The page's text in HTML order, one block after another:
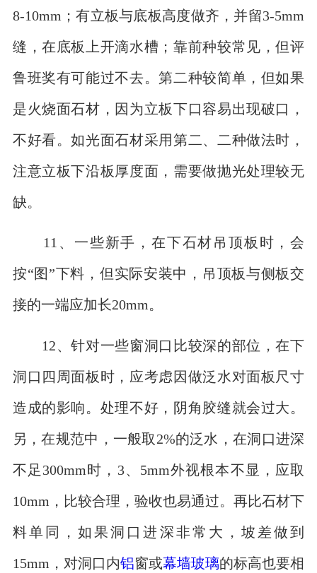
8-10mm；有立板与底板高度做齐，并留3-5mm
缝，在底板上开滴水槽；靠前种较常见，但评
鲁班奖有可能过不去。第二种较简单，但如果
是火烧面石材，因为立板下口容易出现破口，
不好看。如光面石材采用第二、二种做法时，
注意立板下沿板厚度面，需要做抛光处理较无
缺。
11、一些新手，在下石材吊顶板时，会
按“图”下料，但实际安装中，吊顶板与侧板交
接的一端应加长20mm。
12、针对一些窗洞口比较深的部位，在下
洞口四周面板时，应考虑因做泛水对面板尺寸
造成的影响。处理不好，阴角胶缝就会过大。
另，在规范中，一般取2%的泛水，在洞口进深
不足300mm时，3、5mm外视根本不显，应取
10mm，比较合理，验收也易通过。再比石材下
料单同，如果洞口进深非常大，坡差做到
15mm，对洞口内铝窗或幕墙玻璃的标高也要相